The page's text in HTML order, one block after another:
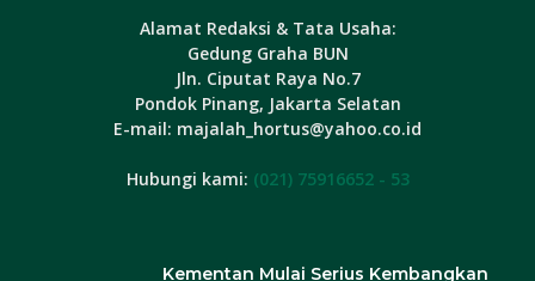
Alamat Redaksi & Tata Usaha:
Gedung Graha BUN
Jln. Ciputat Raya No.7
Pondok Pinang, Jakarta Selatan
E-mail: majalah_hortus@yahoo.co.id
Hubungi kami: (021) 75916652 - 53
Kementan Mulai Serius Kembangkan